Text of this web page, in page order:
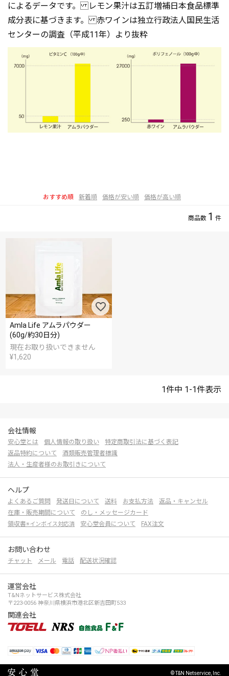
によるデータです。 レモン果汁は五訂増補日本食品標準
成分表に基づきます。 赤ワインは独立行政法人国民生活
センターの調査（平成11年）より抜粋
おすすめ順 新着順 価格が安い順 価格が高い順
1
Amla Life アムラパウダー
(60g/約30日分)
現在お取り扱いできません
¥1,620
1件中 1-1件表示
会社情報
安心堂とは 個人情報の取り扱い
特定商取引法に基づく表記
返品特約について
酒類販売管理者標識
法人・生産者様のお取引きについて
ヘルプ
よくあるご質問 発送日について 送料 お支払方法
返品・キャンセル
在庫・販売期間について
のし・メッセージカード
領収書※インボイス対応済 安心堂会員について FAX注文
お問い合わせ
チャット メール 電話 配送状況確認
運営会社
T&Nネットサービス株式会社
〒223-0056 神奈川県横浜市港北区新吉田町533
関連会社
© T&N Netservice, Inc.